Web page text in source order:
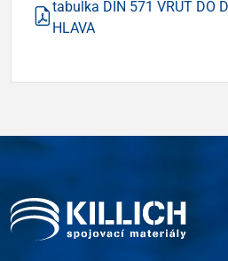
tabulka DIN 571 VRUT DO
HLAVA